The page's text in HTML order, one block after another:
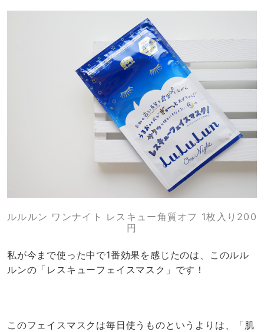
ルルルン ワンナイト レスキュー角質オフ 1枚入り200
円
私が今まで使った中で1番効果を感じたのは、このルル
ルンの「レスキューフェイスマスク」です！
このフェイスマスクは毎日使うものというよりは、「肌